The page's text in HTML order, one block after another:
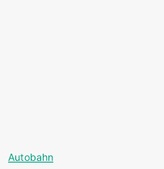
Autobahn